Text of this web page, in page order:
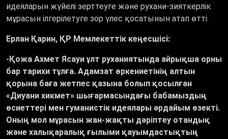
идеяларын жүйелі зерттеуге және рухани-зияткерлік
мұрасын ілгерілетуге зор үлес қосатынын атап өтті.
Ерлан Қарин, ҚР Мемлекеттік кеңесшісі:
-Қожа Ахмет Ясауи ұлт руханиятында айрықша орны
бар тарихи тұлға. Адамзат өркениетінің алтын
қорына баға жетпес қазына болып қосылған
«Диуани хикмет» шығармасындағы бабамыздың
өсиеттері мен гуманистік идеялары әрдайым өзекті.
Оның мол мұрасын жан-жақты дәріптеу отандық
және халықаралық ғылыми қауымдастықтың